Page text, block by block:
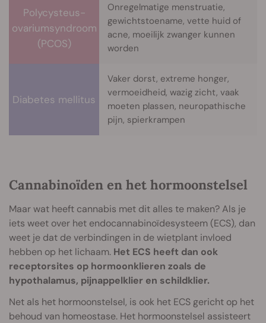
Polycysteus-
ovariumsyndroom
(PCOS)
Onregelmatige menstruatie,
gewichtstoename, vette huid of
acne, moeilijk zwanger kunnen
worden
Diabetes mellitus
Vaker dorst, extreme honger,
vermoeidheid, wazig zicht, vaak
moeten plassen, neuropathische
pijn, spierkrampen
Cannabinoïden en het hormoonstelsel
Maar wat heeft cannabis met dit alles te maken? Als je
iets weet over het endocannabinoïdesysteem (ECS), dan
weet je dat de verbindingen in de wietplant invloed
hebben op het lichaam. Het ECS heeft dan ook
receptorsites op hormoonklieren zoals de
hypothalamus, pijnappelklier en schildklier.
Net als het hormoonstelsel, is ook het ECS gericht op het
behoud van homeostase. Het hormoonstelsel assisteert